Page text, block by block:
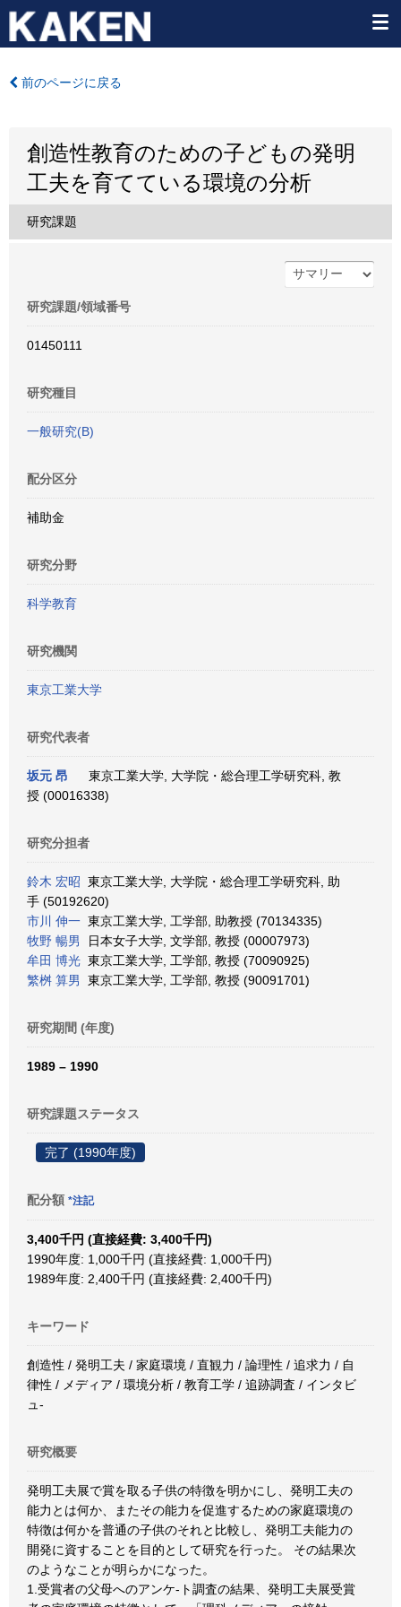
前のページに戻る
創造性教育のための子どもの発明
工夫を育てている環境の分析
研究課題
研究課題/領域番号
01450111
研究種目
一般研究(B)
配分区分
補助金
研究分野
科学教育
研究機関
東京工業大学
研究代表者
坂元 昂
東京工業大学, 大学院・総合理工学研究科, 教
授 (00016338)
研究分担者
鈴木 宏昭 東京工業大学, 大学院・総合理工学研究科, 助
手 (50192620)
市川 伸一 東京工業大学, 工学部, 助教授 (70134335)
牧野 暢男
日本女子大学, 文学部, 教授 (00007973)
牟田 博光 東京工業大学, 工学部, 教授 (70090925)
繁桝 算男
東京工業大学, 工学部, 教授 (90091701)
研究期間 (年度)
1989 – 1990
研究課題ステータス
完了 (1990年度)
配分額 *注記
3,400千円 (直接経費: 3,400千円)
1990年度: 1,000千円 (直接経費: 1,000千円)
1989年度: 2,400千円 (直接経費: 2,400千円)
キーワード
創造性 / 発明工夫 / 家庭環境 / 直観力 / 論理性 / 追求力 / 自
律性 / メディア / 環境分析 / 教育工学 / 追跡調査 / インタビ
ュ-
研究概要
発明工夫展で賞を取る子供の特徴を明かにし、発明工夫の
能力とは何か、またその能力を促進するための家庭環境の
特徴は何かを普通の子供のそれと比較し、発明工夫能力の
開発に資することを目的として研究を行った。 その結果次
のようなことが明らかになった。
1.受賞者の父母へのアンケ-ト調査の結果、発明工夫展受賞